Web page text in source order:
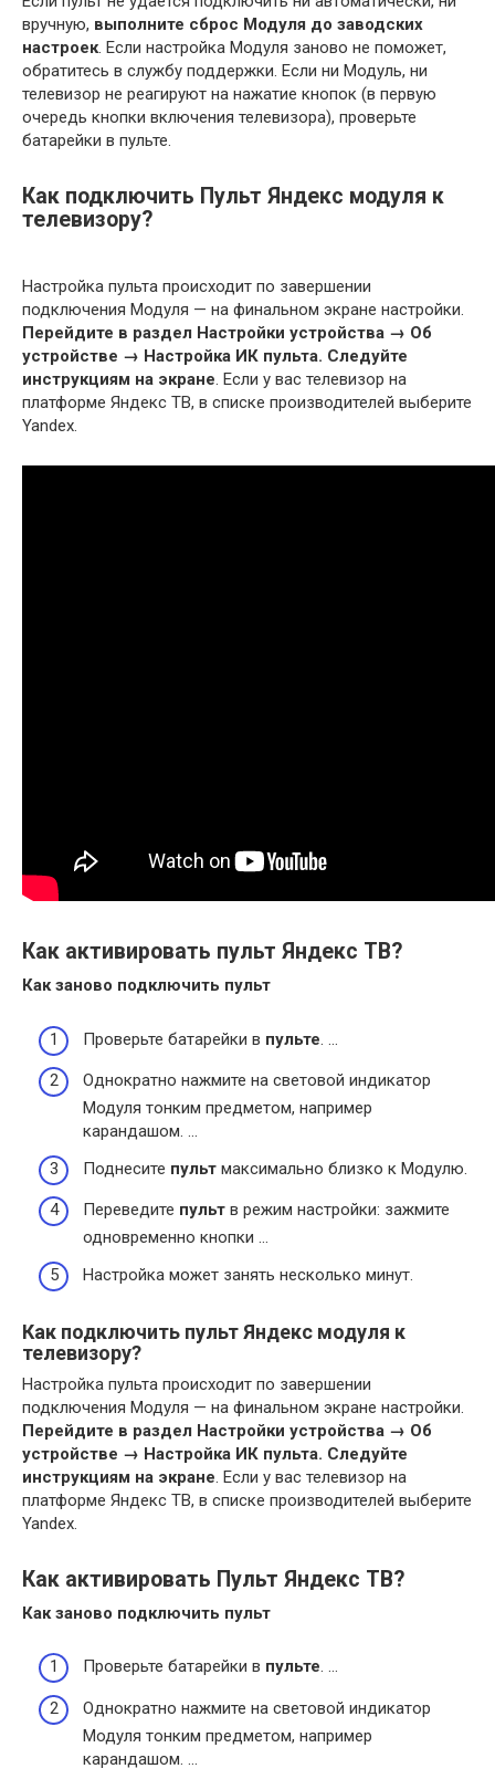
вручную, выполните сброс Модуля до заводских
настроек. Если настройка Модуля заново не поможет,
обратитесь в службу поддержки. Если ни Модуль, ни
телевизор не реагируют на нажатие кнопок (в первую
очередь кнопки включения телевизора), проверьте
батарейки в пульте.
Как подключить Пульт Яндекс модуля к
телевизору?
Настройка пульта происходит по завершении
подключения Модуля — на финальном экране настройки.
Перейдите в раздел Настройки устройства → Об
устройстве → Настройка ИК пульта. Следуйте
инструкциям на экране. Если у вас телевизор на
платформе Яндекс ТВ, в списке производителей выберите
Yandex.
Как активировать пульт Яндекс ТВ?
Как заново подключить пульт
Проверьте батарейки в пульте. …
Однократно нажмите на световой индикатор
Модуля тонким предметом, например
карандашом. …
Поднесите пульт максимально близко к Модулю.
Переведите пульт в режим настройки: зажмите
одновременно кнопки …
Настройка может занять несколько минут.
Как подключить пульт Яндекс модуля к
телевизору?
Настройка пульта происходит по завершении
подключения Модуля — на финальном экране настройки.
Перейдите в раздел Настройки устройства → Об
устройстве → Настройка ИК пульта. Следуйте
инструкциям на экране. Если у вас телевизор на
платформе Яндекс ТВ, в списке производителей выберите
Yandex.
Как активировать Пульт Яндекс ТВ?
Как заново подключить пульт
Проверьте батарейки в пульте. …
Однократно нажмите на световой индикатор
Модуля тонким предметом, например
карандашом. …